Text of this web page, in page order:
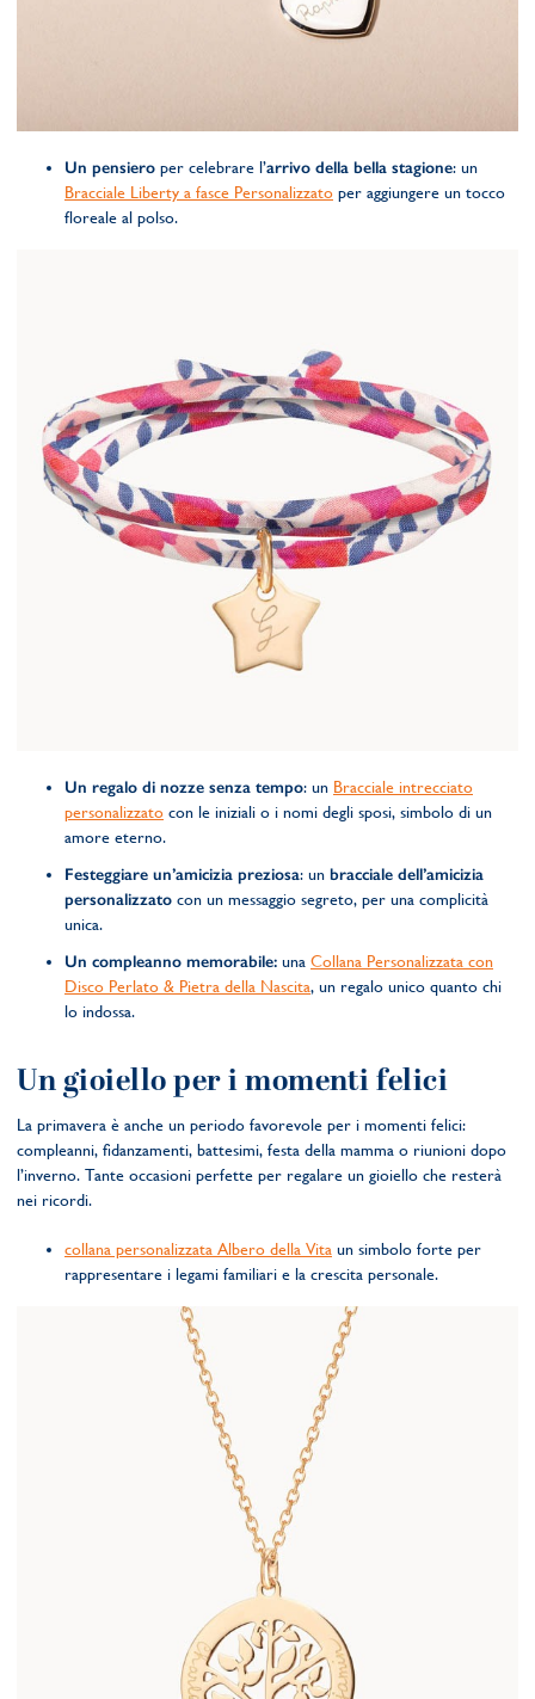
Un pensiero per celebrare l’arrivo della bella stagione: un
Bracciale Liberty a fasce Personalizzato per aggiungere un tocco
floreale al polso.
Un regalo di nozze senza tempo: un Bracciale intrecciato
personalizzato con le iniziali o i nomi degli sposi, simbolo di un
amore eterno.
Festeggiare un’amicizia preziosa: un bracciale dell’amicizia
personalizzato con un messaggio segreto, per una complicità
unica.
Un compleanno memorabile: una Collana Personalizzata con
Disco Perlato & Pietra della Nascita, un regalo unico quanto chi
lo indossa.
Un gioiello per i momenti felici
La primavera è anche un periodo favorevole per i momenti felici:
compleanni, fidanzamenti, battesimi, festa della mamma o riunioni dopo
l’inverno. Tante occasioni perfette per regalare un gioiello che resterà
nei ricordi.
collana personalizzata Albero della Vita un simbolo forte per
rappresentare i legami familiari e la crescita personale.